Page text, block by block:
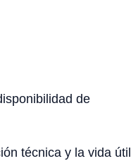
de
técnica y la vida útil